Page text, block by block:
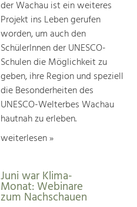
der Wachau ist ein weiteres
Projekt ins Leben gerufen
worden, um auch den
SchülerInnen der UNESCO-
Schulen die Möglichkeit zu
geben, ihre Region und speziell
die Besonderheiten des
UNESCO-Welterbes Wachau
hautnah zu erleben.
weiterlesen »
Juni war Klima-
Monat: Webinare
zum Nachschauen